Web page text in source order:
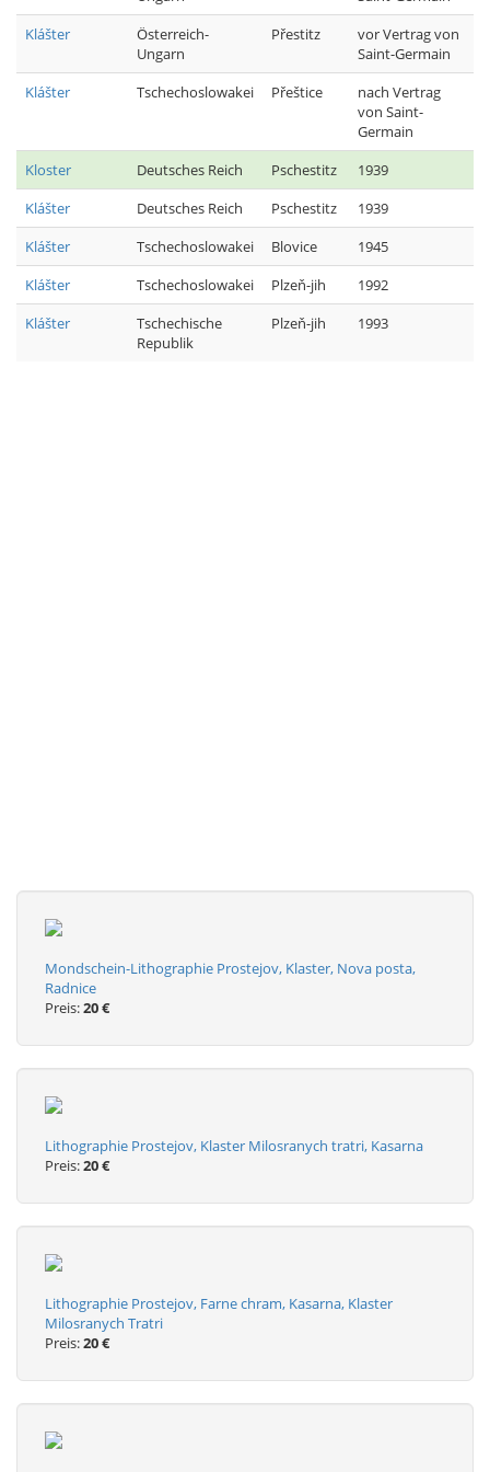
Klášter
Österreich-
Ungarn
Přestitz
vor Vertrag von
Saint-Germain
Klášter
Tschechoslowakei Přeštice
nach Vertrag
von Saint-
Germain
Kloster
Deutsches Reich Pschestitz
1939
Klášter
Deutsches Reich Pschestitz
1939
Klášter
Tschechoslowakei Blovice
1945
Klášter
Tschechoslowakei Plzeň-jih
1992
Klášter
Tschechische
Republik
Plzeň-jih 1993
Mondschein-Lithographie Prostejov, Klaster, Nova posta,
Radnice
Preis:20 €
Lithographie Prostejov, Klaster Milosranych tratri, Kasarna
Preis:20 €
Lithographie Prostejov, Farne chram, Kasarna, Klaster
Milosranych Tratri
Preis:20 €